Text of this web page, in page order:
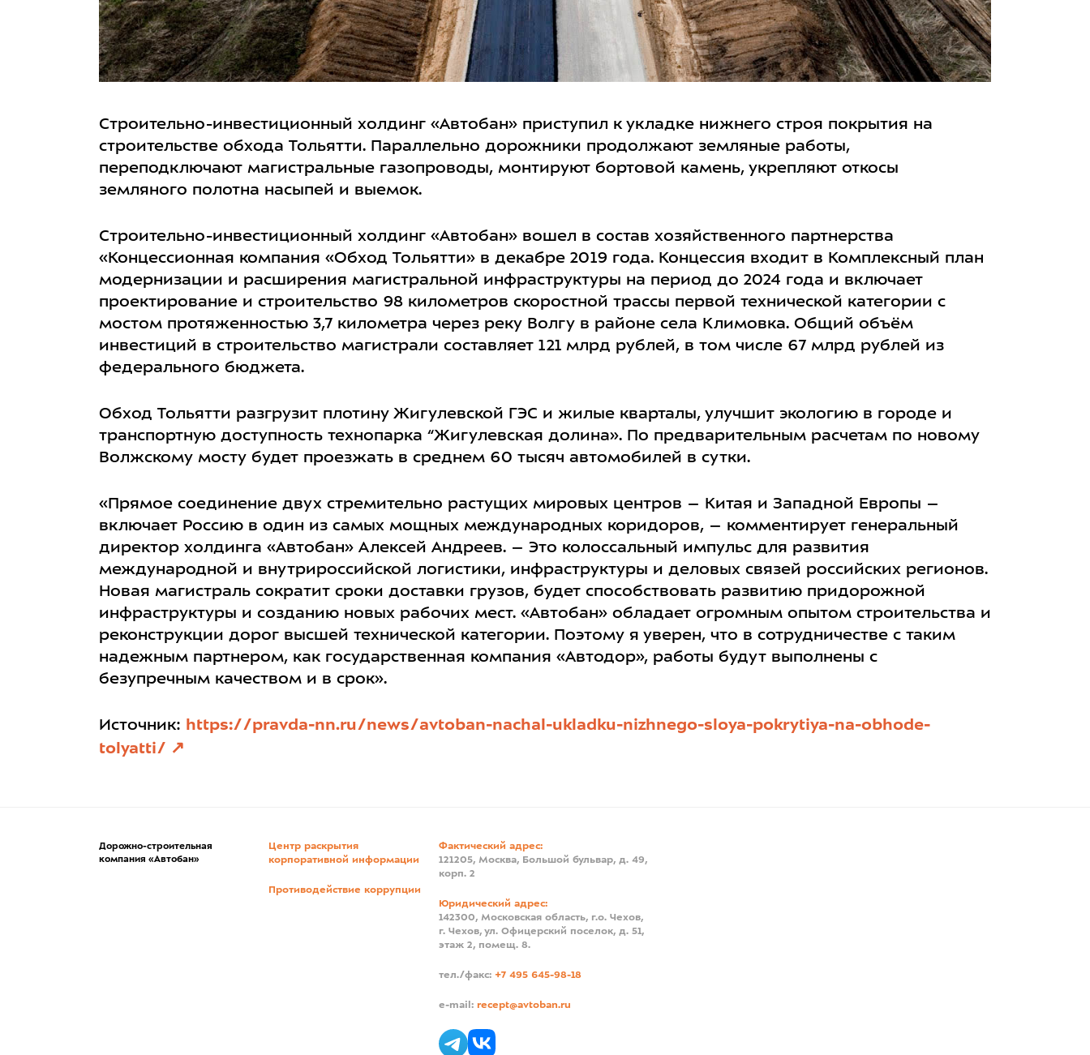
Строительно-инвестиционный холдинг «Автобан» приступил к укладке нижнего строя покрытия на
строительстве обхода Тольятти. Параллельно дорожники продолжают земляные работы,
переподключают магистральные газопроводы, монтируют бортовой камень, укрепляют откосы
земляного полотна насыпей и выемок.
Строительно-инвестиционный холдинг «Автобан» вошел в состав хозяйственного партнерства
«Концессионная компания «Обход Тольятти» в декабре 2019 года. Концессия входит в Комплексный план
модернизации и расширения магистральной инфраструктуры на период до 2024 года и включает
проектирование и строительство 98 километров скоростной трассы первой технической категории с
мостом протяженностью 3,7 километра через реку Волгу в районе села Климовка. Общий объём
инвестиций в строительство магистрали составляет 121 млрд рублей, в том числе 67 млрд рублей из
федерального бюджета.
Обход Тольятти разгрузит плотину Жигулевской ГЭС и жилые кварталы, улучшит экологию в городе и
транспортную доступность технопарка “Жигулевская долина». По предварительным расчетам по новому
Волжскому мосту будет проезжать в среднем 60 тысяч автомобилей в сутки.
«Прямое соединение двух стремительно растущих мировых центров – Китая и Западной Европы –
включает Россию в один из самых мощных международных коридоров, – комментирует генеральный
директор холдинга «Автобан» Алексей Андреев. – Это колоссальный импульс для развития
международной и внутрироссийской логистики, инфраструктуры и деловых связей российских регионов.
Новая магистраль сократит сроки доставки грузов, будет способствовать развитию придорожной
инфраструктуры и созданию новых рабочих мест. «Автобан» обладает огромным опытом строительства и
реконструкции дорог высшей технической категории. Поэтому я уверен, что в сотрудничестве с таким
надежным партнером, как государственная компания «Автодор», работы будут выполнены с
безупречным качеством и в срок».
Источник: https://pravda-nn.ru/news/avtoban-nachal-ukladku-nizhnego-sloya-pokrytiya-na-obhode-
tolyatti/
Дорожно-строительная
компания «Автобан»
Центр раскрытия
корпоративной информации
Противодействие коррупции
Фактический адрес:
121205, Москва, Большой бульвар, д. 49,
корп. 2
Юридический адрес:
142300, Московская область, г.о. Чехов,
г. Чехов, ул. Офицерский поселок, д. 51,
этаж 2, помещ. 8.
тел./факс: +7 495 645-98-18
e-mail: recept@avtoban.ru